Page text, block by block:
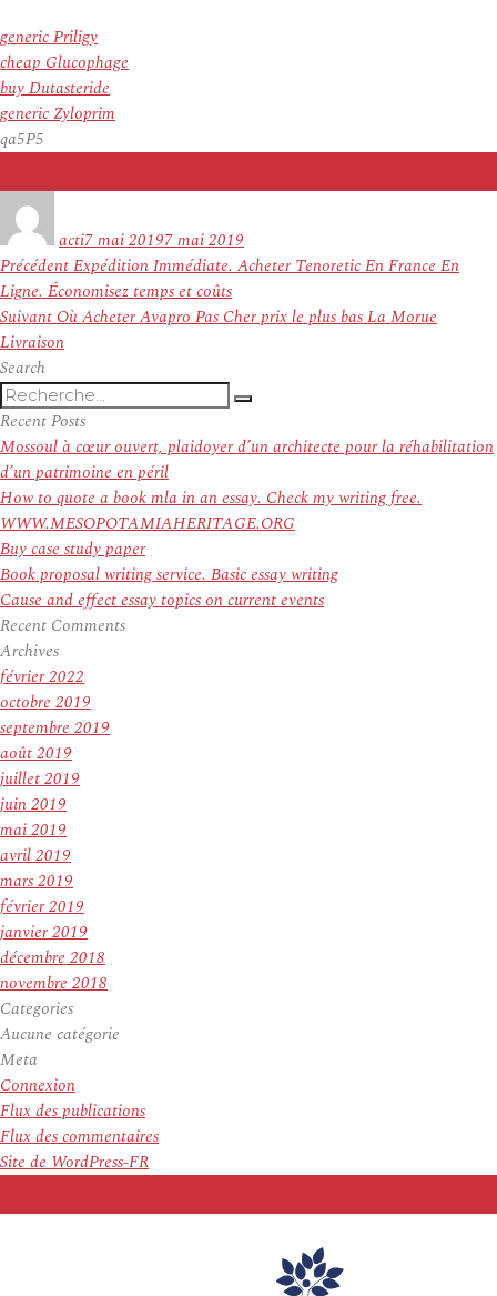
generic Priligy
cheap Glucophage
buy Dutasteride
generic Zyloprim
qa5P5
actile
7 mai 20197 mai 2019
Navigation
de
l’article
PrécédentArticle
précédent :
Expédition Immédiate. Acheter Tenoretic En France En
Ligne. Économisez temps et coûts
Suivant Article
suivant :
Où Acheter Avapro Pas Cher prix le plus bas La Morue
Livraison
Search
Recherche
pour
:
Recherche
Recent Posts
Mossoul à cœur ouvert, plaidoyer d’un architecte pour la réhabilitation
d’un patrimoine en péril
How to quote a book mla in an essay. Check my writing free.
WWW.MESOPOTAMIAHERITAGE.ORG
Buy case study paper
Book proposal writing service. Basic essay writing
Cause and effect essay topics on current events
Recent Comments
Archives
février 2022
octobre 2019
septembre 2019
août 2019
juillet 2019
juin 2019
mai 2019
avril 2019
mars 2019
février 2019
janvier 2019
décembre 2018
novembre 2018
Categories
Aucune catégorie
Meta
Connexion
Flux des publications
Flux des commentaires
Site de WordPress-FR